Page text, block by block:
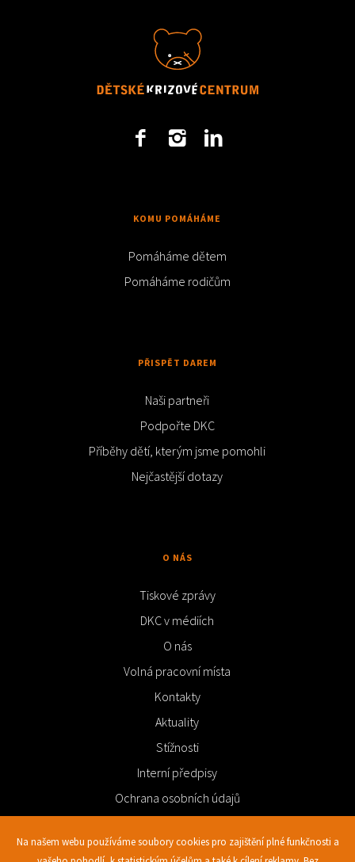
KOMU POMÁHÁME
Pomáháme dětem
Pomáháme rodičům
PŘISPĚT DAREM
Naši partneři
Podpořte DKC
Příběhy dětí, kterým jsme pomohli
Nejčastější dotazy
O NÁS
Tiskové zprávy
DKC v médiích
O nás
Volná pracovní místa
Kontakty
Aktuality
Stížnosti
Interní předpisy
Ochrana osobních údajů
Na našem webu používáme soubory cookies pro zajištění plné funkčnosti a